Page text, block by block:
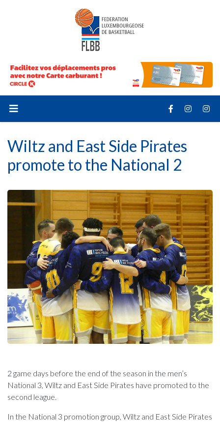
Wiltz and East Side Pirates
promote to the National 2
2 game days before the end of the season in the men’s
National 3, Wiltz and East Side Pirates have promoted to the
second league.
In the National 3 promotion group, Wiltz and East Side Pirates